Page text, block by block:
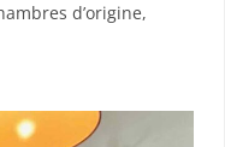
d’origine,